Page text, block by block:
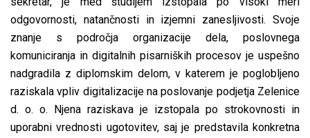
odgovornosti, natančnosti in izjemni zanesljivosti. Svoje
znanje s področja organizacije dela, poslovnega
komuniciranja in digitalnih pisarniških procesov je uspešno
nadgradila z diplomskim delom, v katerem je poglobljeno
raziskala vpliv digitalizacije na poslovanje podjetja Zelenice
d. o. o. Njena raziskava je izstopala po strokovnosti in
uporabni vrednosti ugotovitev, saj je predstavila konkretna